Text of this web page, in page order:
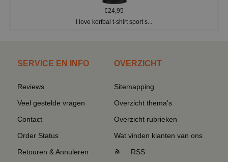
€24,95
I love korfbal t-shirt sport s...
SERVICE EN INFO
Reviews
Veel gestelde vragen
Contact
Order Status
Retouren & Annuleren
OVERZICHT
Sitemapping
Overzicht thema's
Overzicht rubrieken
Wat vinden klanten van ons
RSS